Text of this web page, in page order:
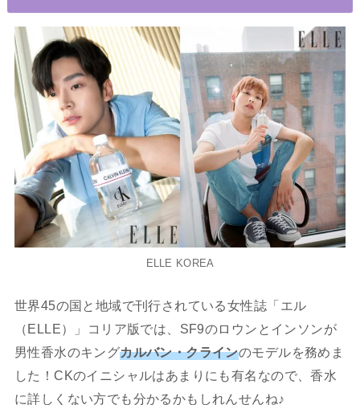
ELLE KOREA
世界45の国と地域で刊行されている女性誌「エル
（ELLE）」コリア版では、SF9のロウンとインソンが
男性香水のキングカルバン・クラインのモデルを務めま
した！CKのイニシャルはあまりにも有名なので、香水
に詳しくない方でも分かるかもしれんせんね♪